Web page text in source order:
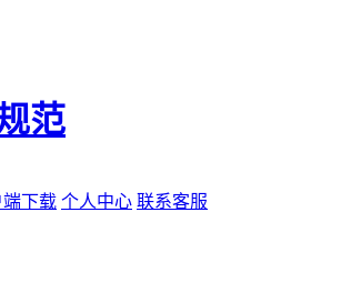
范
下载 个人中心 联系客服